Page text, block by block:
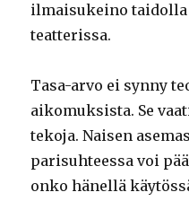
ilmaisukeino
teatterissa.
Tasa-arvo ei synny
aikomuksista. Se
tekoja. Naisen
parisuhteessa voi
onko hänellä